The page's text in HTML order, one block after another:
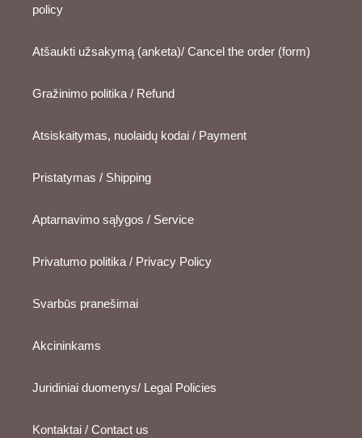
policy
Atšaukti užsakymą (anketa)/ Cancel the order (form)
Gražinimo politika / Refund
Atsiskaitymas, nuolaidų kodai / Payment
Pristatymas / Shipping
Aptarnavimo sąlygos / Service
Privatumo politika / Privacy Policy
Svarbūs pranešimai
Akcininkams
Juridiniai duomenys/ Legal Policies
Kontaktai / Contact us